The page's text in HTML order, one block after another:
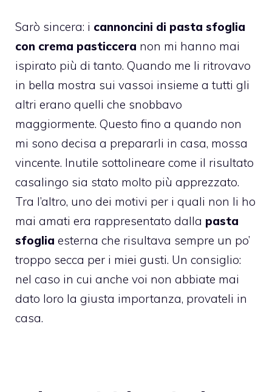
Sarò sincera: i cannoncini di pasta sfoglia
con crema pasticcera non mi hanno mai
ispirato più di tanto. Quando me li ritrovavo
in bella mostra sui vassoi insieme a tutti gli
altri erano quelli che snobbavo
maggiormente. Questo fino a quando non
mi sono decisa a prepararli in casa, mossa
vincente. Inutile sottolineare come il risultato
casalingo sia stato molto più apprezzato.
Tra l’altro, uno dei motivi per i quali non li ho
mai amati era rappresentato dalla pasta
sfoglia esterna che risultava sempre un po’
troppo secca per i miei gusti. Un consiglio:
nel caso in cui anche voi non abbiate mai
dato loro la giusta importanza, provateli in
casa.